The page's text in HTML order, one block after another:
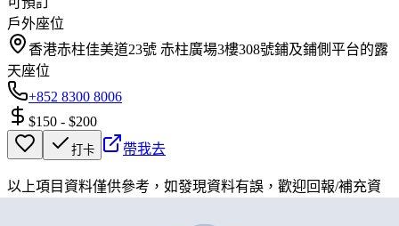
戶外座位
香港赤柱佳美道23號 赤柱廣場3樓308號鋪及鋪側平台的露
天座位
+852 8300 8006
$150 - $200
打卡 帶我去
以上項目資料僅供參考，如發現資料有誤，歡迎回報/補充資